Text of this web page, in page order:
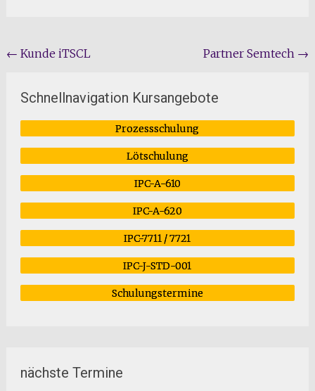
Beitragsnavigation
← Kunde iTSCL Partner Semtech →
Schnellnavigation Kursangebote
Prozessschulung
Lötschulung
IPC-A-610
IPC-A-620
IPC-7711 / 7721
IPC-J-STD-001
Schulungstermine
nächste Termine